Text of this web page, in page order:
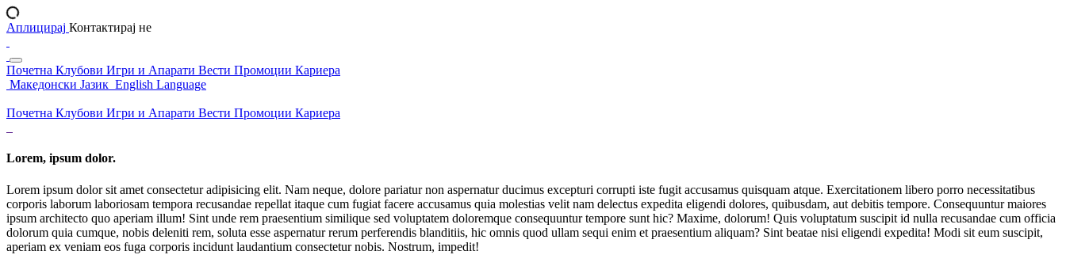
Аплицирај Контактирај не
Почетна Клубови Игри и Апарати Вести Промоции Кариера
Македонски Јазик English Language
Почетна Клубови Игри и Апарати Вести Промоции Кариера
Lorem, ipsum dolor.
Lorem ipsum dolor sit amet consectetur adipisicing elit. Nam neque, dolore pariatur non aspernatur ducimus excepturi corrupti iste fugit accusamus quisquam atque. Exercitationem libero porro necessitatibus
corporis laborum laboriosam tempora recusandae repellat itaque cum fugiat facere accusamus quia molestias velit nam delectus expedita eligendi dolores, quibusdam, aut debitis tempore. Consequuntur maiores
ipsum architecto quo aperiam illum! Sint unde rem praesentium similique sed voluptatem doloremque consequuntur tempore sunt hic? Maxime, dolorum! Quis voluptatum suscipit id nulla recusandae cum officia
dolorum quia cumque, nobis deleniti rem, soluta esse aspernatur rerum perferendis blanditiis, hic omnis quod ullam sequi enim et praesentium aliquam? Sint beatae nisi eligendi expedita! Modi sit eum suscipit,
aperiam ex veniam eos fuga corporis incidunt laudantium consectetur nobis. Nostrum, impedit!